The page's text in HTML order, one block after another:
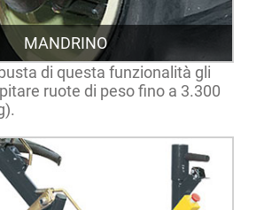
MANDRINO
di questa funzionalità gli
ruote di peso fino a 3.300